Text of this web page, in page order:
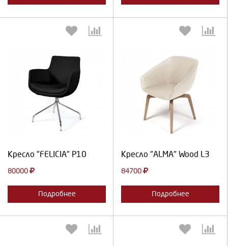
Кресло "FELICIA" P10
80000
Подробнее
Выберите количество:
Кресло "ALMA" Wood L3
84700
Подробнее
Выберите количество: